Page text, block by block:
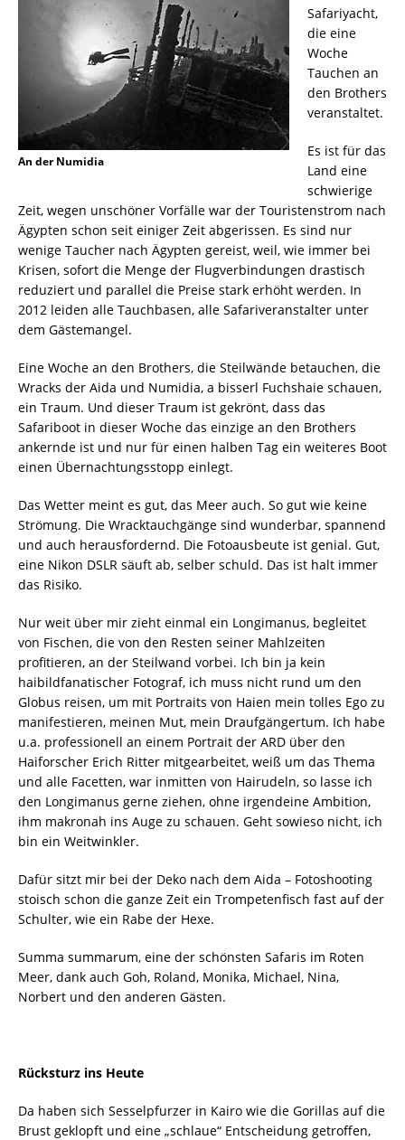
An der Numidia
Safariyacht,
die eine
Woche
Tauchen an
den Brothers
veranstaltet.
Es ist für das
Land eine
schwierige
Zeit, wegen unschöner Vorfälle war der Touristenstrom nach
Ägypten schon seit einiger Zeit abgerissen. Es sind nur
wenige Taucher nach Ägypten gereist, weil, wie immer bei
Krisen, sofort die Menge der Flugverbindungen drastisch
reduziert und parallel die Preise stark erhöht werden. In
2012 leiden alle Tauchbasen, alle Safariveranstalter unter
dem Gästemangel.
Eine Woche an den Brothers, die Steilwände betauchen, die
Wracks der Aida und Numidia, a bisserl Fuchshaie schauen,
ein Traum. Und dieser Traum ist gekrönt, dass das
Safariboot in dieser Woche das einzige an den Brothers
ankernde ist und nur für einen halben Tag ein weiteres Boot
einen Übernachtungsstopp einlegt.
Das Wetter meint es gut, das Meer auch. So gut wie keine
Strömung. Die Wracktauchgänge sind wunderbar, spannend
und auch herausfordernd. Die Fotoausbeute ist genial. Gut,
eine Nikon DSLR säuft ab, selber schuld. Das ist halt immer
das Risiko.
Nur weit über mir zieht einmal ein Longimanus, begleitet
von Fischen, die von den Resten seiner Mahlzeiten
profitieren, an der Steilwand vorbei. Ich bin ja kein
haibildfanatischer Fotograf, ich muss nicht rund um den
Globus reisen, um mit Portraits von Haien mein tolles Ego zu
manifestieren, meinen Mut, mein Draufgängertum. Ich habe
u.a. professionell an einem Portrait der ARD über den
Haiforscher Erich Ritter mitgearbeitet, weiß um das Thema
und alle Facetten, war inmitten von Hairudeln, so lasse ich
den Longimanus gerne ziehen, ohne irgendeine Ambition,
ihm makronah ins Auge zu schauen. Geht sowieso nicht, ich
bin ein Weitwinkler.
Dafür sitzt mir bei der Deko nach dem Aida – Fotoshooting
stoisch schon die ganze Zeit ein Trompetenfisch fast auf der
Schulter, wie ein Rabe der Hexe.
Summa summarum, eine der schönsten Safaris im Roten
Meer, dank auch Goh, Roland, Monika, Michael, Nina,
Norbert und den anderen Gästen.
Rücksturz ins Heute
Da haben sich Sesselpfurzer in Kairo wie die Gorillas auf die
Brust geklopft und eine „schlaue“ Entscheidung getroffen,